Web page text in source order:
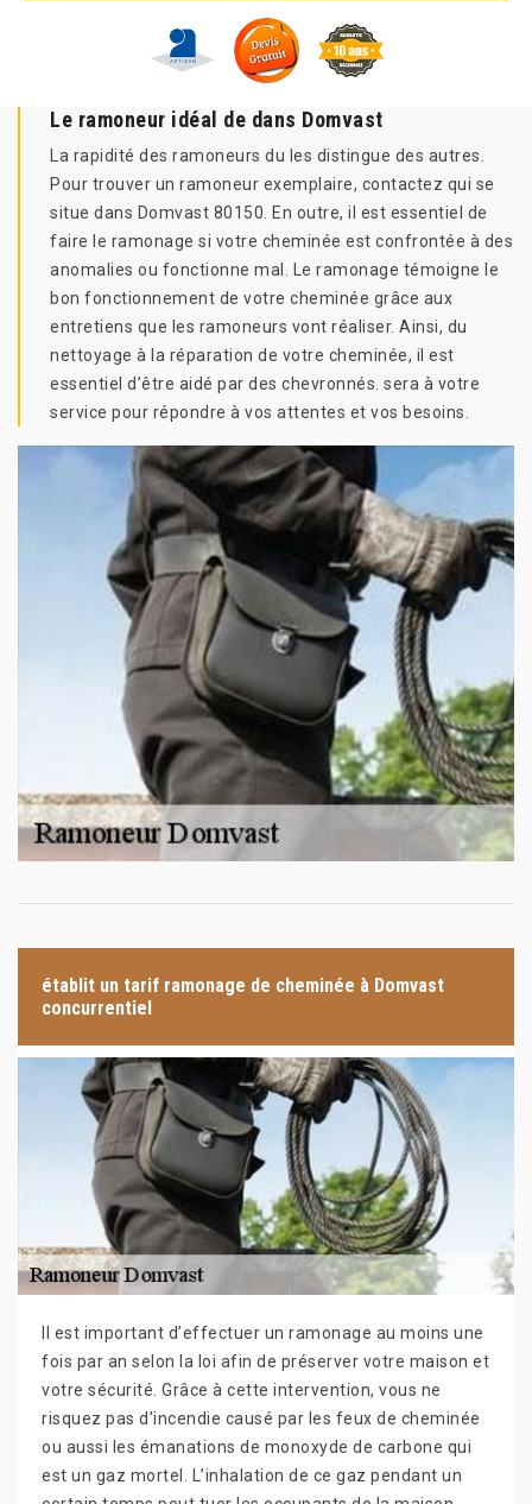
Le ramoneur idéal de dans Domvast
La rapidité des ramoneurs du les distingue des autres.
Pour trouver un ramoneur exemplaire, contactez qui se
situe dans Domvast 80150. En outre, il est essentiel de
faire le ramonage si votre cheminée est confrontée à des
anomalies ou fonctionne mal. Le ramonage témoigne le
bon fonctionnement de votre cheminée grâce aux
entretiens que les ramoneurs vont réaliser. Ainsi, du
nettoyage à la réparation de votre cheminée, il est
essentiel d’être aidé par des chevronnés. sera à votre
service pour répondre à vos attentes et vos besoins.
établit un tarif ramonage de cheminée à Domvast
concurrentiel
Il est important d’effectuer un ramonage au moins une
fois par an selon la loi afin de préserver votre maison et
votre sécurité. Grâce à cette intervention, vous ne
risquez pas d’incendie causé par les feux de cheminée
ou aussi les émanations de monoxyde de carbone qui
est un gaz mortel. L’inhalation de ce gaz pendant un